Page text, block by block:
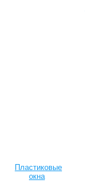
Пластиковые
окна